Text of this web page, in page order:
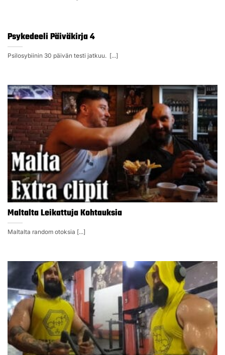
Psykedeeli Päiväkirja 4
Psilosybiinin 30 päivän testi jatkuu. [...]
Maltalta Leikattuja Kohtauksia
Maltalta random otoksia [...]